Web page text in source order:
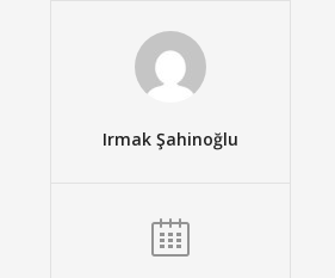
Irmak Şahinoğlu